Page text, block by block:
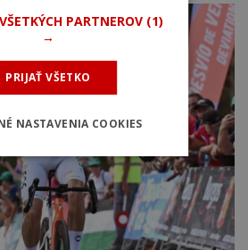
PARTNEROV (1)
→
PRIJAŤ VŠETKO
NASTAVENIA COOKIES